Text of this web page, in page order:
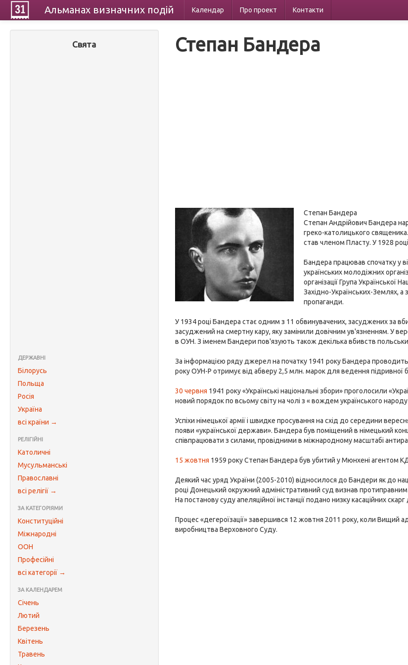
Альманах визначних подій Календар Про проект Контакти
Свята
ДЕРЖАВНІ
Білорусь
Польща
Росія
Україна
всі країни →
РЕЛІГІЙНІ
Католичні
Мусульманські
Православні
всі релігії →
ЗА КАТЕГОРІЯМИ
Конституційні
Міжнародні
ООН
Професійні
всі категорії →
ЗА КАЛЕНДАРЕМ
Січень
Лютий
Березень
Квітень
Травень
Степан Бандера
Степан Бандера
Степан Андрійович Бандера
греко-католицького священика.
став членом Пласту. У 1928 році
Бандера працював спочатку у
українських молодіжних
організації Група Української
Західно-Українських-Землях,
пропаганди.
У 1934 році Бандера стає одним з 11 обвинувачених, засуджених за
засуджений на смертну кару, яку замінили довічним ув'язненням. У
в ОУН. З іменем Бандери пов'язують також декілька вбивств
За інформацією ряду джерел на початку 1941 року Бандера проводить
року ОУН-Р отримує від абверу 2,5 млн. марок для ведення підривної
30 червня 1941 року «Українські національні збори» проголосили
новий порядок по всьому світу на чолі з « вождем українського
Успіхи німецької армії і швидке просування на схід до середини
появи «української держави». Бандера був поміщений в німецький
співпрацювати з силами, провідними в міжнародному масштабі
15 жовтня 1959 року Степан Бандера був убитий у Мюнхені агентом
Деякий час уряд України (2005-2010) відносилося до Бандери як до
році Донецький окружний адміністративний суд визнав протиправним
На постанову суду апеляційної інстанції подано низку касаційних
Процес «дегероїзації» завершився 12 жовтня 2011 року, коли Вищий
виробництва Верховного Суду.